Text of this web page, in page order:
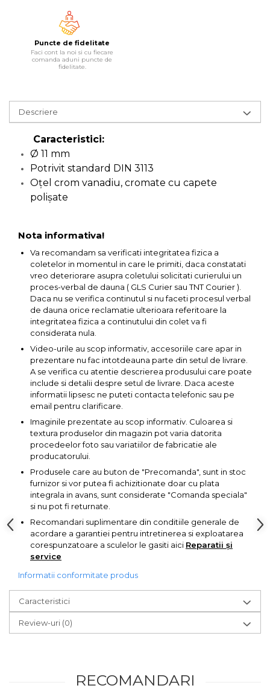
Antifurt Bicicleta
Densimetru
Accesorii Auto
Cheie Roti
Cheie Bujii
Cheie Filtru Ulei
Capre & Suporti Auto
Pat Mobil Auto
Chei Tubulare
Multimetru Digital
Bara Tractare Auto
(combustibil)
Presa Hidraulica Tinichigerie
Set Pentru Demontat Piulite
& Suruburi
Extractor Rulmenti
Pompa transfer lichide
Pompa Aer
Cric Manual
Ulei Hidraulic
Troliu
Palan
Dinamometric
Carucior Scule
Auto
Stetoscop Auto
Puncte de fidelitate
Faci cont la noi si cu fiecare
comanda aduni puncte de
fidelitate.
Descriere
Caracteristici:
Ø 11 mm
Potrivit standard DIN 3113
Oțel crom vanadiu, cromate cu capete
polișate
Nota informativa!
Va recomandam sa verificati integritatea fizica a
coletelor in momentul in care le primiti, daca constatati
vreo deteriorare asupra coletului solicitati curierului un
proces-verbal de dauna ( GLS Curier sau TNT Courier ).
Daca nu se verifica continutul si nu faceti procesul verbal
de dauna orice reclamatie ulterioara referitoare la
integritatea fizica a continutului din colet va fi
considerata nula.
Video-urile au scop informativ, accesoriile care apar in
prezentare nu fac intotdeauna parte din setul de livrare.
A se verifica cu atentie descrierea produsului care poate
include si detalii despre setul de livrare. Daca aceste
informatii lipsesc ne puteti contacta telefonic sau pe
email pentru clarificare.
Imaginile prezentate au scop informativ. Culoarea si
textura produselor din magazin pot varia datorita
procedeelor foto sau variatiilor de fabricatie ale
producatorului.
Produsele care au buton de "Precomanda", sunt in stoc
furnizor si vor putea fi achizitionate doar cu plata
integrala in avans, sunt considerate "Comanda speciala"
si nu pot fi returnate.
Recomandari suplimentare din conditiile generale de
acordare a garantiei pentru intretinerea si exploatarea
corespunzatoare a sculelor le gasiti aici Reparatii și
service
Informatii conformitate produs
Caracteristici
Review-uri (0)
RECOMANDARI